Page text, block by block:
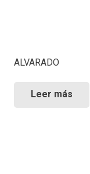
ALVARADO
Leer más